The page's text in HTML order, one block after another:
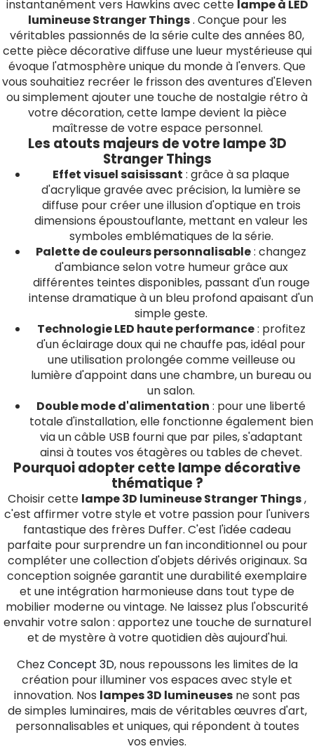
instantanément vers Hawkins avec cette lampe à LED
lumineuse Stranger Things. Conçue pour les
véritables passionnés de la série culte des années 80,
cette pièce décorative diffuse une lueur mystérieuse qui
évoque l'atmosphère unique du monde à l'envers. Que
vous souhaitiez recréer le frisson des aventures d'Eleven
ou simplement ajouter une touche de nostalgie rétro à
votre décoration, cette lampe devient la pièce
maîtresse de votre espace personnel.
Les atouts majeurs de votre lampe 3D
Stranger Things
Effet visuel saisissant : grâce à sa plaque
d'acrylique gravée avec précision, la lumière se
diffuse pour créer une illusion d'optique en trois
dimensions époustouflante, mettant en valeur les
symboles emblématiques de la série.
Palette de couleurs personnalisable: changez
d'ambiance selon votre humeur grâce aux
différentes teintes disponibles, passant d'un rouge
intense dramatique à un bleu profond apaisant d'un
simple geste.
Technologie LED haute performance: profitez
d'un éclairage doux qui ne chauffe pas, idéal pour
une utilisation prolongée comme veilleuse ou
lumière d'appoint dans une chambre, un bureau ou
un salon.
Double mode d'alimentation : pour une liberté
totale d'installation, elle fonctionne également bien
via un câble USB fourni que par piles, s'adaptant
ainsi à toutes vos étagères ou tables de chevet.
Pourquoi adopter cette lampe décorative
thématique ?
Choisir cette lampe 3D lumineuse Stranger Things,
c'est affirmer votre style et votre passion pour l'univers
fantastique des frères Duffer. C'est l'idée cadeau
parfaite pour surprendre un fan inconditionnel ou pour
compléter une collection d'objets dérivés originaux. Sa
conception soignée garantit une durabilité exemplaire
et une intégration harmonieuse dans tout type de
mobilier moderne ou vintage. Ne laissez plus l'obscurité
envahir votre salon : apportez une touche de surnaturel
et de mystère à votre quotidien dès aujourd'hui.
Chez Concept 3D, nous repoussons les limites de la
création pour illuminer vos espaces avec style et
innovation. Nos lampes 3D lumineuses ne sont pas
de simples luminaires, mais de véritables œuvres d'art,
personnalisables et uniques, qui répondent à toutes
vos envies.